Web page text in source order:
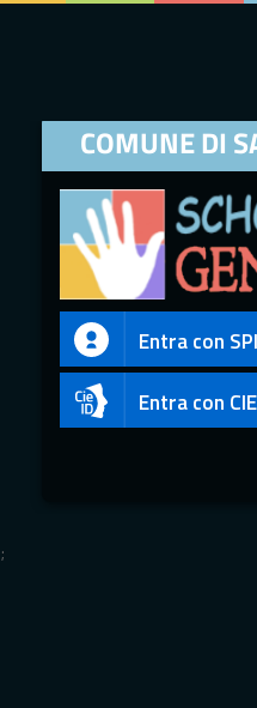
COMUNE DI
Entra con
Entra con CIE
;